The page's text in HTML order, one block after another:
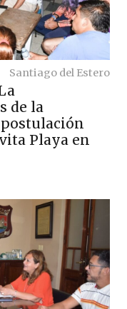
Santiago del Estero
de la
Playa en